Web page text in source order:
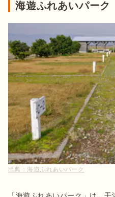
海遊ふれあいパーク
出典：海遊ふれあいパーク
「海遊ふれあいパーク」は、